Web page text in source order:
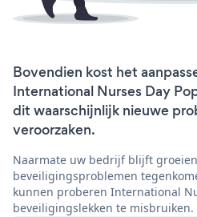
Bovendien kost het
International Nurses Day
dit waarschijnlijk nieuwe
veroorzaken.
Naarmate uw bedrijf blijft
beveiligingsproblemen
kunnen proberen International
beveiligingslekken te misbruiken.